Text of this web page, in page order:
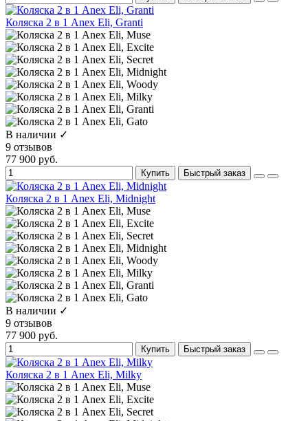
Коляска 2 в 1 Anex Eli, Granti
В наличии ✓
9 отзывов
77 900 руб.
Купить Быстрый заказ
Коляска 2 в 1 Anex Eli, Midnight
В наличии ✓
9 отзывов
77 900 руб.
Купить Быстрый заказ
Коляска 2 в 1 Anex Eli, Milky